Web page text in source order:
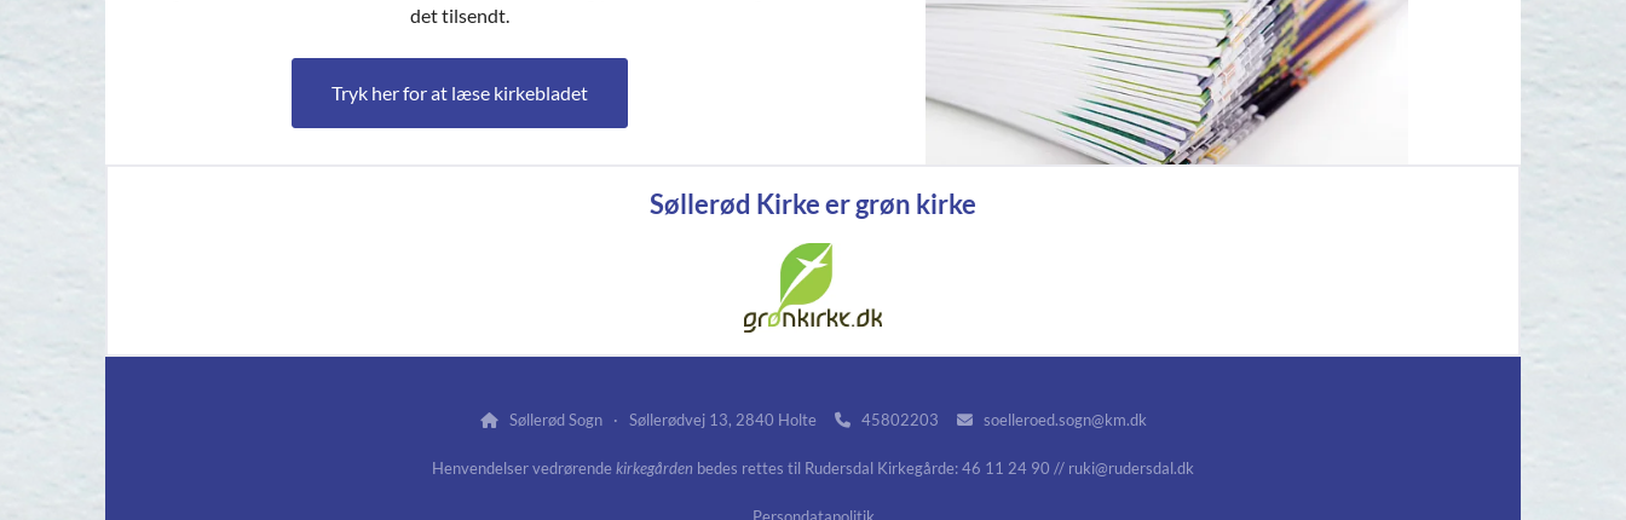
det tilsendt.
Tryk her for at læse kirkebladet
Søllerød Kirke er grøn kirke
Søllerød Sogn · Søllerødvej 13, 2840 Holte 45802203 soelleroed.sogn@km.dk
Henvendelser vedrørende kirkegården bedes rettes til Rudersdal Kirkegårde: 46 11 24 90 // ruki@rudersdal.dk